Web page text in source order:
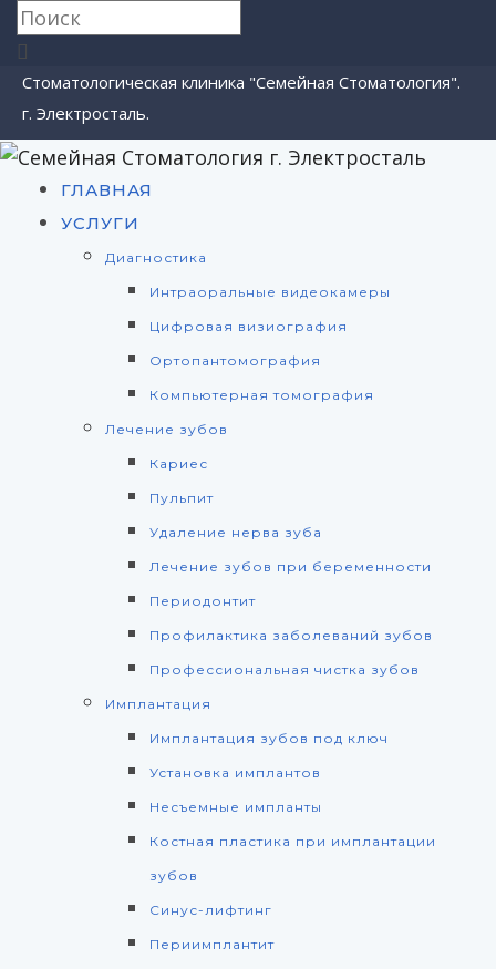
Стоматологическая клиника "Семейная Стоматология".
г. Электросталь.
ГЛАВНАЯ
УСЛУГИ
Диагностика
Интраоральные видеокамеры
Цифровая визиография
Ортопантомография
Компьютерная томография
Лечение зубов
Кариес
Пульпит
Удаление нерва зуба
Лечение зубов при беременности
Периодонтит
Профилактика заболеваний зубов
Профессиональная чистка зубов
Имплантация
Имплантация зубов под ключ
Установка имплантов
Несъемные импланты
Костная пластика при имплантации
зубов
Синус-лифтинг
Периимплантит